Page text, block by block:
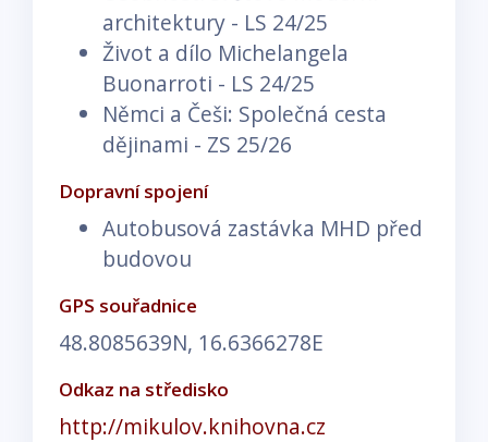
architektury - LS 24/25
Život a dílo Michelangela
Buonarroti - LS 24/25
Němci a Češi: Společná cesta
dějinami - ZS 25/26
Dopravní spojení
Autobusová zastávka MHD před
budovou
GPS souřadnice
48.8085639N, 16.6366278E
Odkaz na středisko
http://mikulov.knihovna.cz